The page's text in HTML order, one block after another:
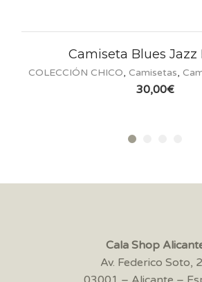
Blues Jazz Purple
,Camisetas,Camiseta Chico XXXL
Cala Shop
Av. Federico Soto,